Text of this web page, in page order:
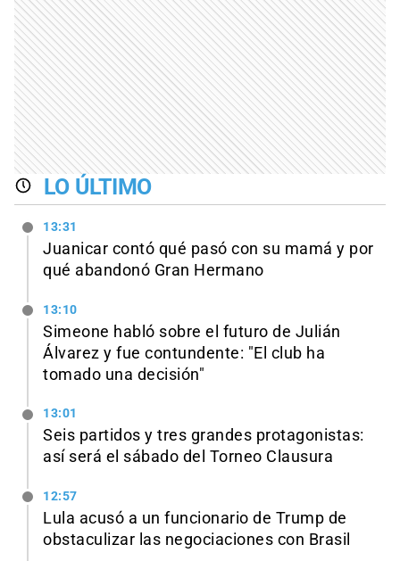
LO ÚLTIMO
13:31
Juanicar contó qué pasó con su mamá y por
qué abandonó Gran Hermano
13:10
Simeone habló sobre el futuro de Julián
Álvarez y fue contundente: "El club ha
tomado una decisión"
13:01
Seis partidos y tres grandes protagonistas:
así será el sábado del Torneo Clausura
12:57
Lula acusó a un funcionario de Trump de
obstaculizar las negociaciones con Brasil